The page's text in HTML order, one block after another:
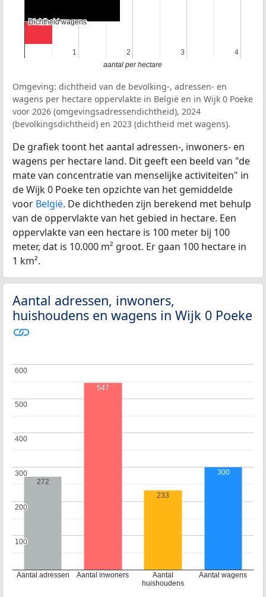
1
1 2
2 3
3 4
4
Dichtheid wagens
Dichtheid wagens
aantal per hectare
Omgeving: dichtheid van de bevolking-, adressen- en
wagens per hectare oppervlakte in België en in Wijk 0 Poeke
voor 2026 (omgevingsadressendichtheid), 2024
(bevolkingsdichtheid) en 2023 (dichtheid met wagens).
De grafiek toont het aantal adressen-, inwoners- en
wagens per hectare land. Dit geeft een beeld van "de
mate van concentratie van menselijke activiteiten" in
de Wijk 0 Poeke ten opzichte van het gemiddelde
voor België. De dichtheden zijn berekend met behulp
van de oppervlakte van het gebied in hectare. Een
oppervlakte van een hectare is 100 meter bij 100
meter, dat is 10.000 m² groot. Er gaan 100 hectare in
1 km².
Aantal adressen, inwoners,
huishoudens en wagens in Wijk 0 Poeke
Aantal adressen Aantal inwoners
Aantal
huishoudens
Aantal wagens
100
100
200
200
300
300
400
400
500
500
600
600
272
547
233
300